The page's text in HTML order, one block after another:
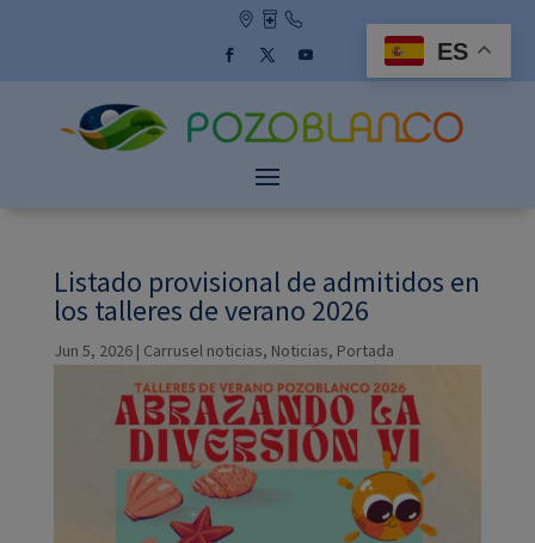
Listado provisional de admitidos en
los talleres de verano 2026
Jun 5, 2026| Carrusel noticias, Noticias, Portada
ES